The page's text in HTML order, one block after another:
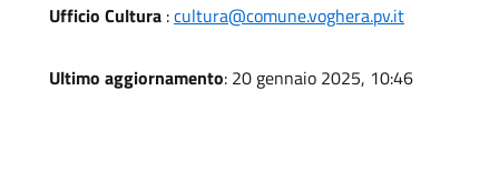
Ufficio Cultura :cultura@comune.voghera.pv.it
Ultimo aggiornamento: 20 gennaio 2025, 10:46